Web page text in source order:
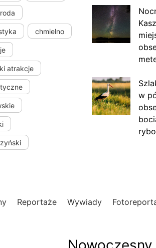
chmielno
atrakcje
w
Reportaże Wywiady